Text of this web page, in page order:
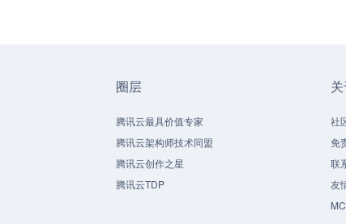
圈层
腾讯云最具价值专家
腾讯云架构师技术同盟
腾讯云创作之星
腾讯云TDP
社
免
联
友